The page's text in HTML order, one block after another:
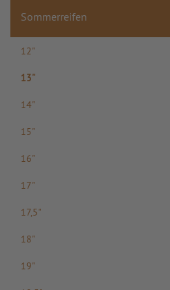
Sommerreifen
12"
13"
14"
15"
16"
17"
17,5"
18"
19"